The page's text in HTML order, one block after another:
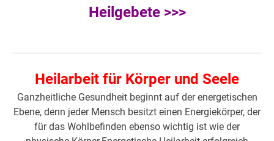
Heilgebete >>>
Heilarbeit für Körper und Seele
Ganzheitliche Gesundheit beginnt auf der energetischen
Ebene, denn jeder Mensch besitzt einen Energiekörper, der
für das Wohlbefinden ebenso wichtig ist wie der